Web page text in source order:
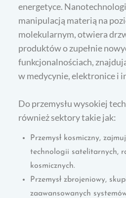
energetyce.
manipulacją materią na
molekularnym, otwiera
produktów o zupełnie
funkcjonalnościach,
w medycynie, elektronice i
Do przemysłu wysokiej
również sektory takie jak:
Przemysł kosmiczny,
technologii satelitarnych,
kosmicznych.
Przemysł zbrojeniowy,
zaawansowanych